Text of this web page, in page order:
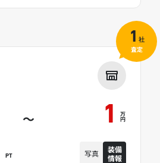
～ 1 万
円
PT 写真
装備
情報
1 社
査定